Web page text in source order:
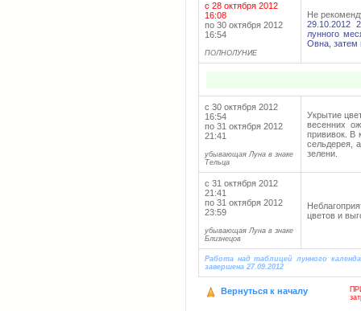
с 28 октября 2012
16:08
по 30 октября 2012
16:54
ПОЛНОЛУНИЕ
Не
29.10.2012
лунного
Овна, затем
с 30 октября 2012
16:54
по 31 октября 2012
21:41
убывающая Луна в знаке
Тельца
Укрытие
весенних
прививок. В
сельдерея,
зелени.
с 31 октября 2012
21:41
по 31 октября 2012
23:59
убывающая Луна в знаке
Близнецов
цветов и
Работа над таблицей лунного
завершена 27.09.2012
Вернуться к началу